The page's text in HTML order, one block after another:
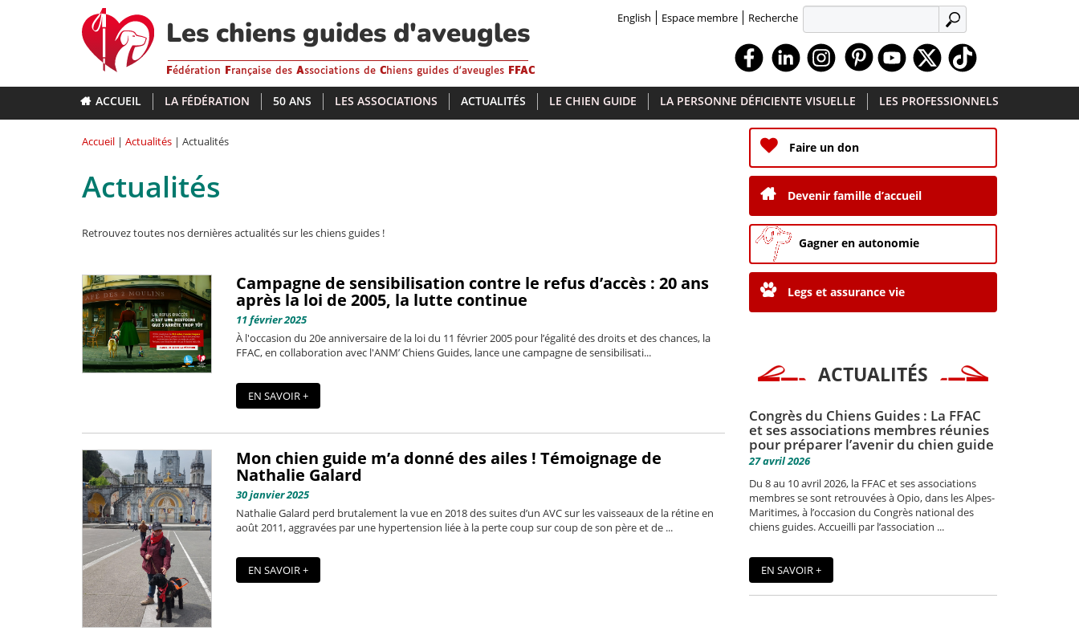
Les chiens guides d'aveugles
Fédération Française des Associations de Chiens guides d'aveugles FFAC
English Espace membre Recherche APPLIQUER
FacebookLinkedin Instagram Youtube
ACCUEIL LA FÉDÉRATION 50 ANS LES ASSOCIATIONS ACTUALITÉS LE CHIEN GUIDE LA PERSONNE DÉFICIENTE VISUELLE LES PROFESSIONNELS
Accueil | Actualités | Actualités
Actualités
Retrouvez toutes nos dernières actualités sur les chiens guides !
Campagne de sensibilisation contre le refus d’accès : 20 ans
après la loi de 2005, la lutte continue
11 février 2025
À l'occasion du 20e anniversaire de la loi du 11 février 2005 pour l’égalité des droits et des chances, la
FFAC, en collaboration avec l'ANM’ Chiens Guides, lance une campagne de sensibilisati...
EN SAVOIR +
Mon chien guide m’a donné des ailes ! Témoignage de
Nathalie Galard
30 janvier 2025
Nathalie Galard perd brutalement la vue en 2018 des suites d’un AVC sur les vaisseaux de la rétine en
août 2011, aggravées par une hypertension liée à la perte coup sur coup de son père et de ...
EN SAVOIR +
Faire un don
Devenir famille d’accueil
Gagner en autonomie
Legs et assurance vie
ACTUALITÉS
Congrès du Chiens Guides : La FFAC
et ses associations membres réunies
pour préparer l’avenir du chien guide
27 avril 2026
Du 8 au 10 avril 2026, la FFAC et ses associations
membres se sont retrouvées à Opio, dans les Alpes-
Maritimes, à l’occasion du Congrès national des
chiens guides. Accueilli par l’association ...
EN SAVOIR +